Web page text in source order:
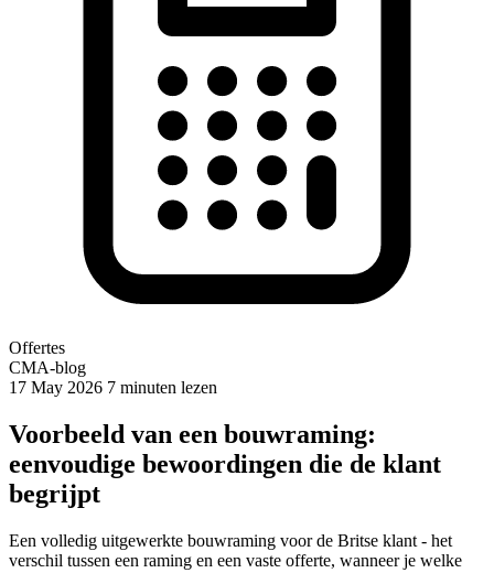
Offertes
CMA-blog
17 May 2026 7 minuten lezen
Voorbeeld van een bouwraming:
eenvoudige bewoordingen die de klant
begrijpt
Een volledig uitgewerkte bouwraming voor de Britse klant - het
verschil tussen een raming en een vaste offerte, wanneer je welke